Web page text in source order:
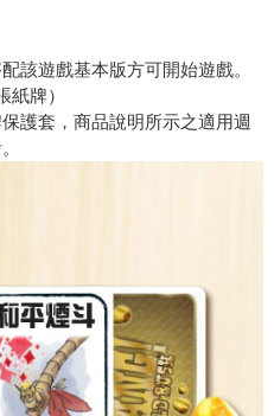
該遊戲基本版方可開始遊戲。
牌）
護套，商品說明所示之適用週